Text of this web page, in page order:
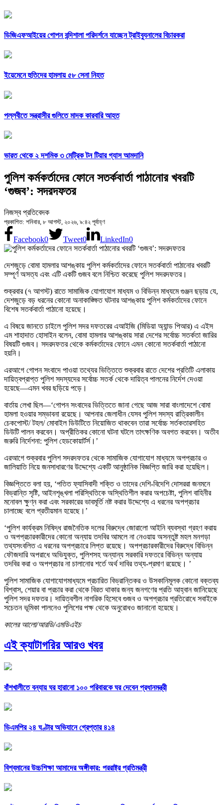
ডিজিএফআইয়ের গোপন বন্দিশালা পরিদর্শনে যাচ্ছেন ট্রাইব্যুনালের বিচারকরা
ইয়েমেনে হুতিদের হামলায় ৫৮ সেনা নিহত
পল্লবীতে সন্ত্রাসীর গুলিতে মাদক কারবারি আহত
ভারত থেকে ২ দশমিক ৩ মেট্রিক টন টিয়ার গ্যাস আমদানি
পুলিশ কর্মকর্তাদের ফোনে সতর্কবার্তা পাঠানোর খবরটি
‘গুজব’: সদরদফতর
নিজস্ব প্রতিবেদক
প্রকাশিত: শনিবার, ৮ আগস্ট, ২০২৬, ৯:৪২ পূর্বাহ্ণ
Facebook0 Tweet0 LinkedIn0
দেশজুড়ে বোমা হামলার আশঙ্কায় পুলিশ কর্মকর্তাদের ফোনে সতর্কবার্তা পাঠানোর খবরটি
সম্পূর্ণ অসত্য এবং এটি একটি গুজব বলে নিশ্চিত করেছে পুলিশ সদরদফতর।
শুক্রবার (৭ আগস্ট) রাতে সামাজিক যোগাযোগ মাধ্যম ও বিভিন্ন মাধ্যমে গুঞ্জন ছড়ায় যে,
দেশজুড়ে বড় ধরনের কোনো অনাকাঙ্ক্ষিত ঘটনার আশঙ্কায় পুলিশ কর্মকর্তাদের ফোনে
বিশেষ সতর্কবার্তা পাঠানো হয়েছে।
এ বিষয়ে জানতে চাইলে পুলিশ সদর দফতরের এআইজি (মিডিয়া অ্যান্ড পিআর) এ এইস
এম শাহাদাত হোসাইন বলেন, বোমা হামলার আশঙ্কায় সারা দেশের সর্বোচ্চ সতর্কতা জারির
বিষয়টি গুজব। সদরদফতর থেকে কর্মকর্তাদের ফোনে এমন কোনো সতর্কবার্তা পাঠানো
হয়নি।
এরআগে গোপন সংবাদে পাওয়া তথ্যের ভিত্তিতে শুক্রবার রাতে দেশের প্রতিটি এলাকায়
দায়িত্বপ্রাপ্ত পুলিশ সদস্যদের সর্বোচ্চ সতর্ক থেকে দায়িত্ব পালনের নির্দেশ দেওয়া
হয়েছে—এমন খবর ছড়িয়ে পড়ে।
বার্তায় লেখা ছিল—‘গোপন সংবাদের ভিত্তিতে জানা গেছে আজ সারা বাংলাদেশে বোমা
হামলা হওয়ার সম্ভাবনা রয়েছে। আপনার জেলাধীন যেসব পুলিশ সদস্য রাত্রিকালীন
চেকপোস্ট/ টহল/ মোবাইল ডিউটিতে নিয়োজিত থাকবেন তারা সর্বোচ্চ সর্তকতারসহিত
ডিউটি পালন করবেন। অপ্রীতিকর কোনো ঘটনা ঘটলে তাৎক্ষণিক অবগত করবেন। অতীব
জরুরি নির্দেশনা: পুলিশ হেডকোয়ার্টর্স।’
এরআগে শুক্রবার পুলিশ সদরদফতর থেকে সামাজিক যোগাযোগ মাধ্যমে অপপ্রচার ও
জালিয়াতি নিয়ে জনসাধারণের উদ্দেশ্যে একটি আনুষ্ঠানিক বিজ্ঞপ্তি জারি করা হয়েছিল।
বিজ্ঞপ্তিতে বলা হয়, ‘পতিত ফ্যাসিবাদী শক্তি ও তাদের দেশি-বিদেশি দোসররা জনমনে
বিভ্রান্তি সৃষ্টি, আইনশৃঙ্খলা পরিস্থিতিকে অস্থিতিশীল করার অপচেষ্টা, পুলিশ বাহিনীর
মনোবল ক্ষুণ্ন করা এবং সরকারের ভাবমূর্তি নষ্ট করার উদ্দেশ্যে এ ধরনের অপপ্রচার
চালাচ্ছে বলে প্রতীয়মান হয়েছে।’
‘পুলিশ কার্যক্রম নিষিদ্ধ রাজনৈতিক দলের বিরুদ্ধে জোরালো আইনি ব্যবস্থা গ্রহণ করায়
ও অপপ্রচারকারীদের কোনো অন্যায় তদবির আমলে না নেওয়ায় অসন্তুষ্ট মহল মনগড়া
তথ্যসংবলিত এ ধরনের অপপ্রচারে লিপ্ত রয়েছে। অপপ্রচারকারীদের বিরুদ্ধে বিভিন্ন
ফৌজদারি অপরাধে অভিযুক্ত, পুলিশসহ অন্যান্য সরকারি দফতরে বিভিন্ন অন্যায়
তদবির করা ও অপপ্রচার না চালানোর শর্তে অর্থ দাবির তথ্য-প্রমাণ রয়েছে। ’
পুলিশ সামাজিক যোগাযোগমাধ্যমে প্রচারিত বিভ্রান্তিকর ও উসকানিমূলক কোনো বক্তব্য
বিশ্বাস, শেয়ার বা প্রচার করা থেকে বিরত থাকার জন্য জনগণের প্রতি আহ্বান জানিয়েছে
পুলিশ সদর দফতর। দায়িত্বশীল নাগরিক হিসেবে গুজব ও অপপ্রচার প্রতিরোধে সবাইকে
সচেতন ভূমিকা পালনেও পুলিশের পক্ষ থেকে অনুরোধও জানানো হয়েছে।
কালের আলো/আরডি/এমডিএইচ
এই ক্যাটাগরির আরও খবর
বাঁশখালীতে বন্যায় ঘর হারানো ১০০ পরিবারকে ঘর দেবেন প্রধানমন্ত্রী
ডিএমপির ২৪ ঘণ্টার অভিযানে গ্রেপ্তার ৪১৪
বিশ্বমানের উচ্চশিক্ষা আমাদের অঙ্গীকার: পররাষ্ট্র প্রতিমন্ত্রী